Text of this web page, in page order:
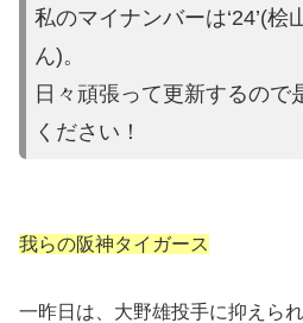
私のマイナンバーは‘24’(桧
ん)。
日々頑張って更新するので
ください ！
我らの阪神タイガース
一昨日は、大野雄投手に抑えら